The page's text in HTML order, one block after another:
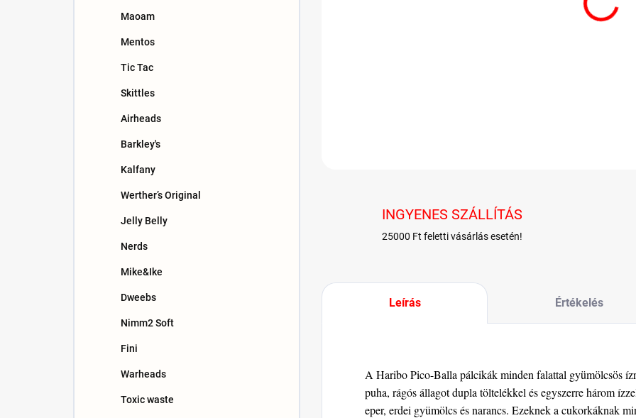
Maoam
Mentos
Tic Tac
Skittles
Airheads
Barkley's
Kalfany
Werther’s Original
Jelly Belly
Nerds
Mike&Ike
Dweebs
Nimm2 Soft
Fini
Warheads
Toxic waste
INGYENES SZÁLLÍTÁS
25000 Ft feletti vásárlás esetén!
Leírás Értékelés
A Haribo Pico-Balla pálcikák minden falattal gyümölcsös
puha, rágós állagot dupla töltelékkel és egyszerre három
eper, erdei gyümölcs és narancs. Ezeknek a cukorkáknak